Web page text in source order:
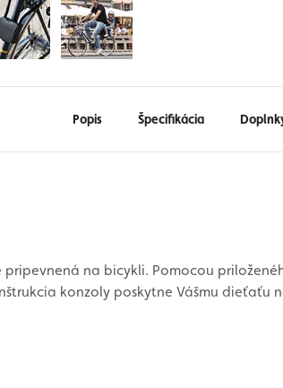
Popis Špecifikácia
na bicykli. Pomocou
konzoly poskytne Vášmu dieťaťu